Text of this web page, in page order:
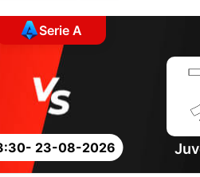
Serie A
- 23-08-2026